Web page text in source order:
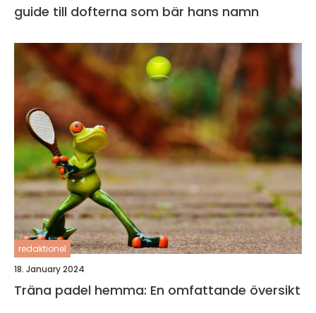
guide till dofterna som bär hans namn
redaktionel
18. January 2024
Träna padel hemma: En omfattande översikt